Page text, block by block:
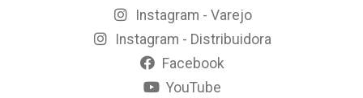
Instagram - Varejo
Instagram - Distribuidora
Facebook
YouTube